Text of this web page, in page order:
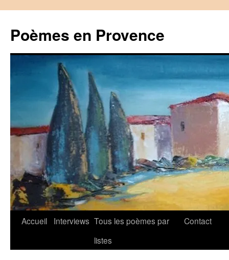
contenu
Poèmes en Provence
Accueil Interviews Tous les poèmes par
listes
Contact